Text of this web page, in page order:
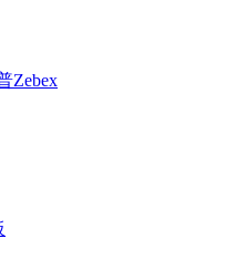
Zebex